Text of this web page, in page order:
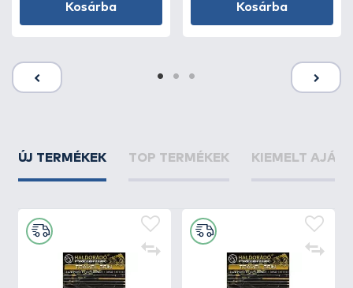
Kosárba Kosárba
ÚJ TERMÉKEK TOP TERMÉKEK KIEMELT